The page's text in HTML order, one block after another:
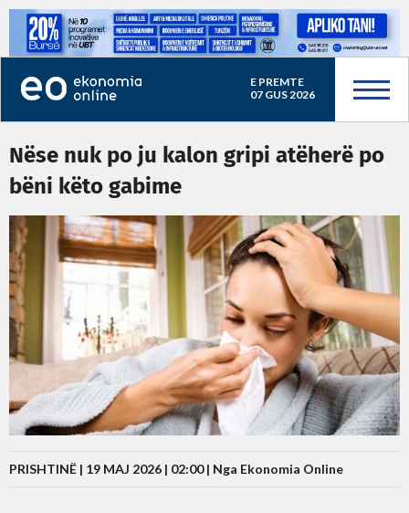
E PREMTE
07 GUS 2026
Nëse nuk po ju kalon gripi atëherë po
bëni këto gabime
PRISHTINË | 19 MAJ 2026 | 02:00 | Nga Ekonomia Online